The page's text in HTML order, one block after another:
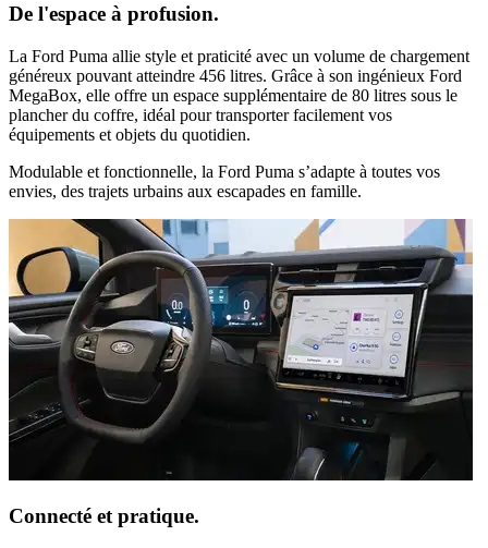
De l'espace à profusion.
La Ford Puma allie style et praticité avec un volume de chargement
généreux pouvant atteindre 456 litres. Grâce à son ingénieux Ford
MegaBox, elle offre un espace supplémentaire de 80 litres sous le
plancher du coffre, idéal pour transporter facilement vos
équipements et objets du quotidien.
Modulable et fonctionnelle, la Ford Puma s’adapte à toutes vos
envies, des trajets urbains aux escapades en famille.
Connecté et pratique.